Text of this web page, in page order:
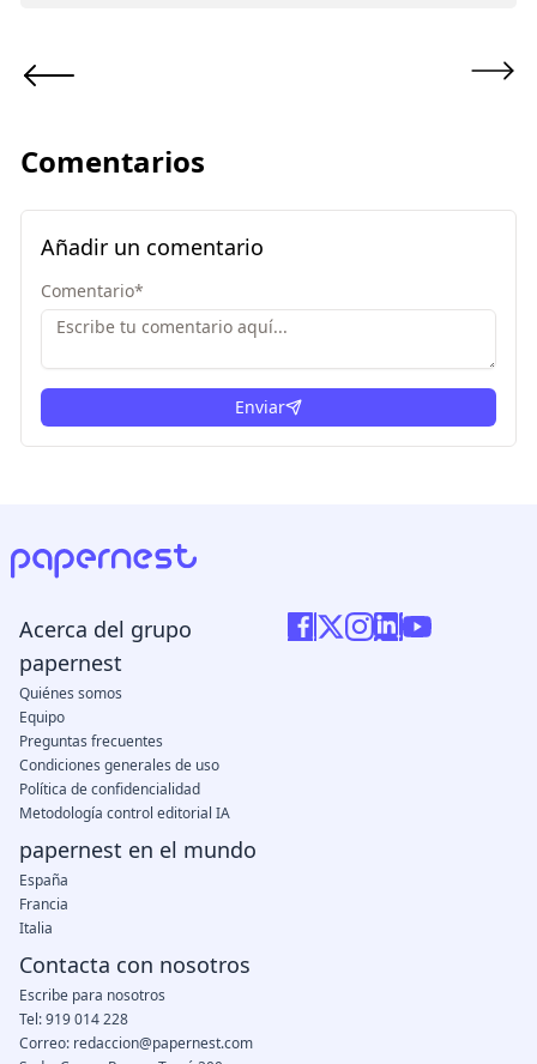
Comentarios
Añadir un comentario
Comentario*
Enviar
Acerca del grupo
papernest
Quiénes somos
Equipo
Preguntas frecuentes
Condiciones generales de uso
Política de confidencialidad
Metodología control editorial IA
papernest en el mundo
España
Francia
Italia
Contacta con nosotros
Escribe para nosotros
Tel: 919 014 228
Correo: redaccion@papernest.com